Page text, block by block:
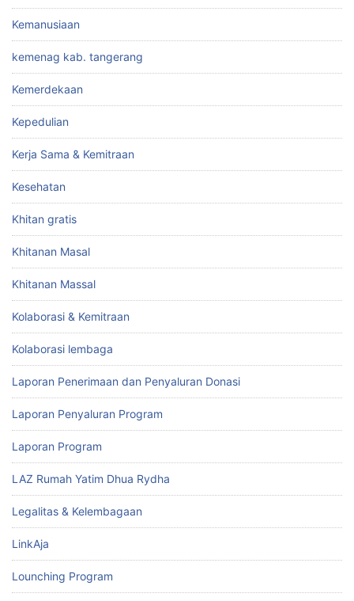
Kemanusiaan
kemenag kab. tangerang
Kemerdekaan
Kepedulian
Kerja Sama & Kemitraan
Kesehatan
Khitan gratis
Khitanan Masal
Khitanan Massal
Kolaborasi & Kemitraan
Kolaborasi lembaga
Laporan Penerimaan dan Penyaluran Donasi
Laporan Penyaluran Program
Laporan Program
LAZ Rumah Yatim Dhua Rydha
Legalitas & Kelembagaan
LinkAja
Lounching Program